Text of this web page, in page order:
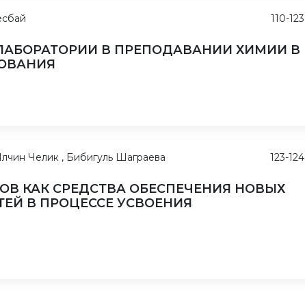
В ПРЕПОДАВАНИИ ХИМИИ В
110-123
Челик , Бибигуль Шаграева
КАК СРЕДСТВА ОБЕСПЕЧЕНИЯ НОВЫХ
В ПРОЦЕССЕ УСВОЕНИЯ
123-124